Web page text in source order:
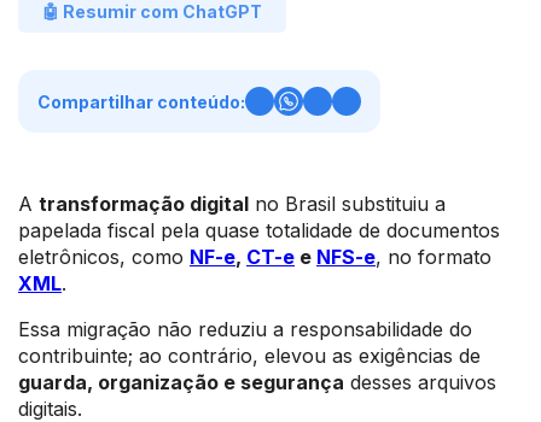
🤖 Resumir com ChatGPT
Compartilhar conteúdo:
A transformação digital no Brasil substituiu a
papelada fiscal pela quase totalidade de documentos
eletrônicos, como NF-e, CT-e e NFS-e, no formato
XML.
Essa migração não reduziu a responsabilidade do
contribuinte; ao contrário, elevou as exigências de
guarda, organização e segurança desses arquivos
digitais.